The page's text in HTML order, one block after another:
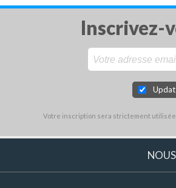
Inscrivez-
Votre inscription sera strictement